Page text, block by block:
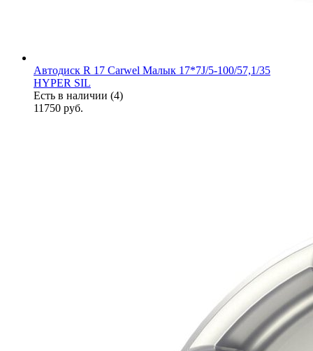
Автодиск R 17 Carwel Малык 17*7J/5-100/57,1/35
HYPER SIL
Есть в наличии (4)
11750 руб.